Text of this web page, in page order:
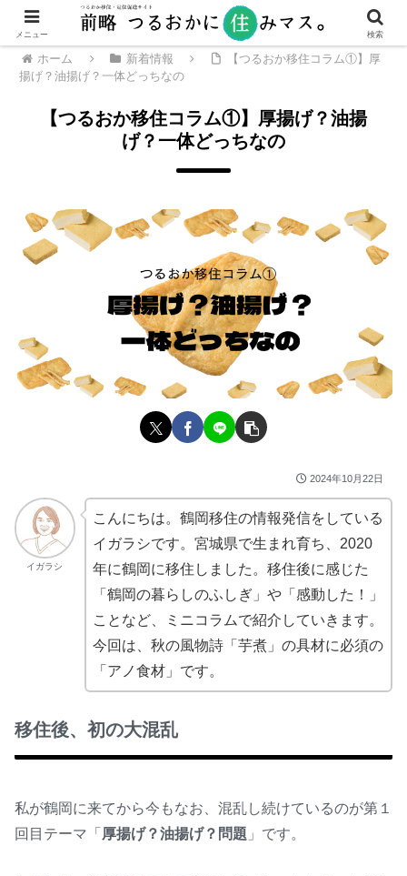
ホーム 新着情報
【つるおか移住コラム①】厚
揚げ？油揚げ？一体どっちなの
【つるおか移住コラム①】厚揚げ？油揚
げ？一体どっちなの
2024年10月22日
イガラシ
こんにちは。鶴岡移住の情報発信をしている
イガラシです。宮城県で生まれ育ち、2020
年に鶴岡に移住しました。移住後に感じた
「鶴岡の暮らしのふしぎ」や「感動した！」
ことなど、ミニコラムで紹介していきます。
今回は、秋の風物詩「芋煮」の具材に必須の
「アノ食材」です。
移住後、初の大混乱
私が鶴岡に来てから今もなお、混乱し続けているのが第１
回目テーマ「 厚揚げ？油揚げ？問題 」です。
メニュー 検索